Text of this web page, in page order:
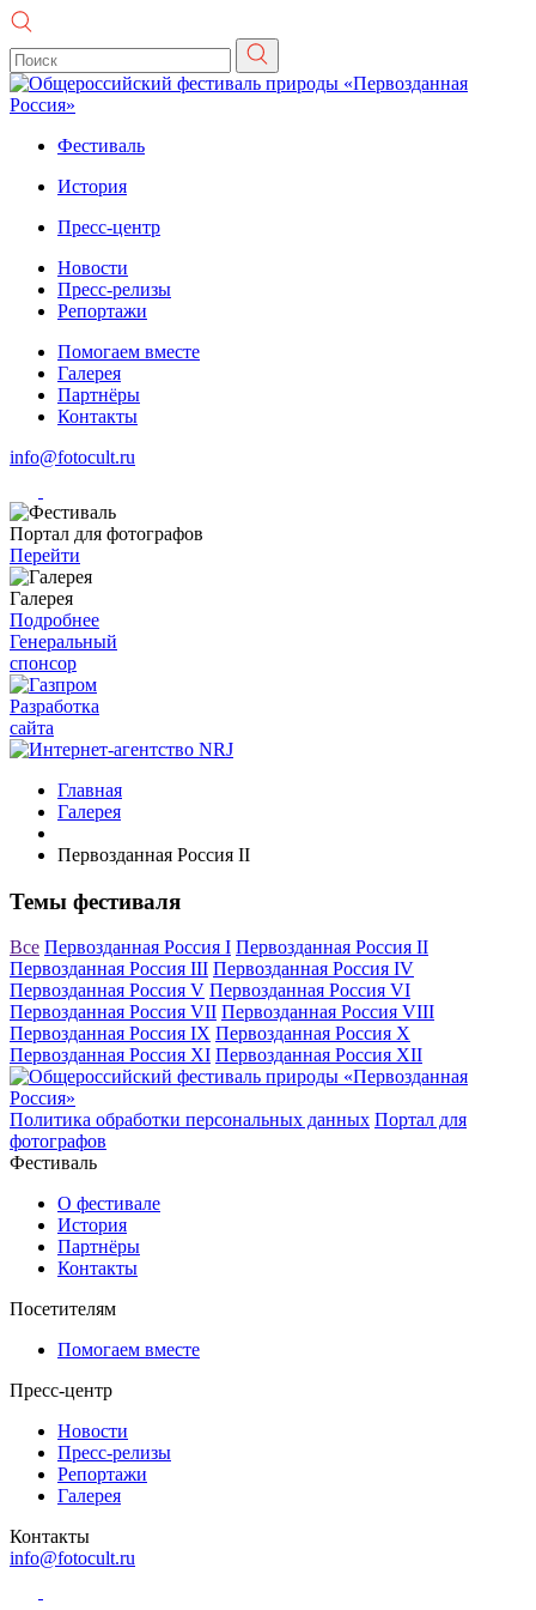
Фестиваль
История
Пресс-центр
Новости
Пресс-релизы
Репортажи
Помогаем вместе
Галерея
Партнёры
Контакты
info@fotocult.ru
Портал для фотографов
Перейти
Галерея
Подробнее
Генеральный
спонсор
Разработка
сайта
Главная
Галерея
Первозданная Россия II
Темы фестиваля
Все Первозданная Россия I Первозданная Россия II
Первозданная Россия III Первозданная Россия IV
Первозданная Россия V Первозданная Россия VI
Первозданная Россия VII Первозданная Россия VIII
Первозданная Россия IX Первозданная Россия X
Первозданная Россия XI Первозданная Россия XII
Политика обработки персональных данных Портал для
фотографов
Фестиваль
О фестивале
История
Партнёры
Контакты
Посетителям
Помогаем вместе
Пресс-центр
Новости
Пресс-релизы
Репортажи
Галерея
Контакты
info@fotocult.ru